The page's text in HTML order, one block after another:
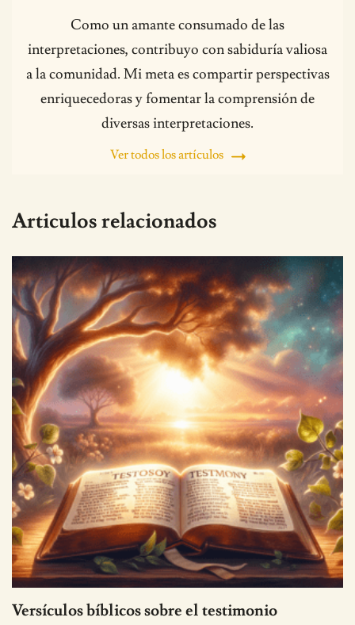
Como un amante consumado de las
interpretaciones, contribuyo con sabiduría valiosa
a la comunidad. Mi meta es compartir perspectivas
enriquecedoras y fomentar la comprensión de
diversas interpretaciones.
Ver todos los artículos
Articulos relacionados
Versículos bíblicos sobre el testimonio